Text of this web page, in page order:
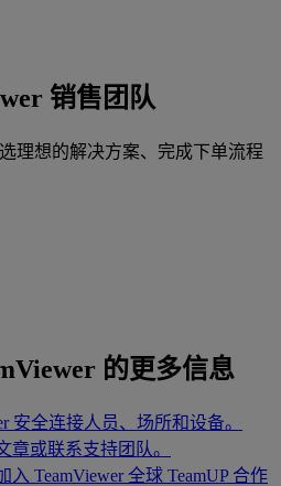
销售团队
理想的解决方案、完成下单流程
的更多信息
安全连接人员、场所和设备。
章或联系支持团队。
入 TeamViewer 全球 TeamUP 合作